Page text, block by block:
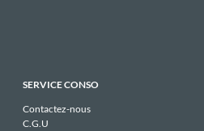
SERVICE CONSO
Contactez-nous
C.G.U